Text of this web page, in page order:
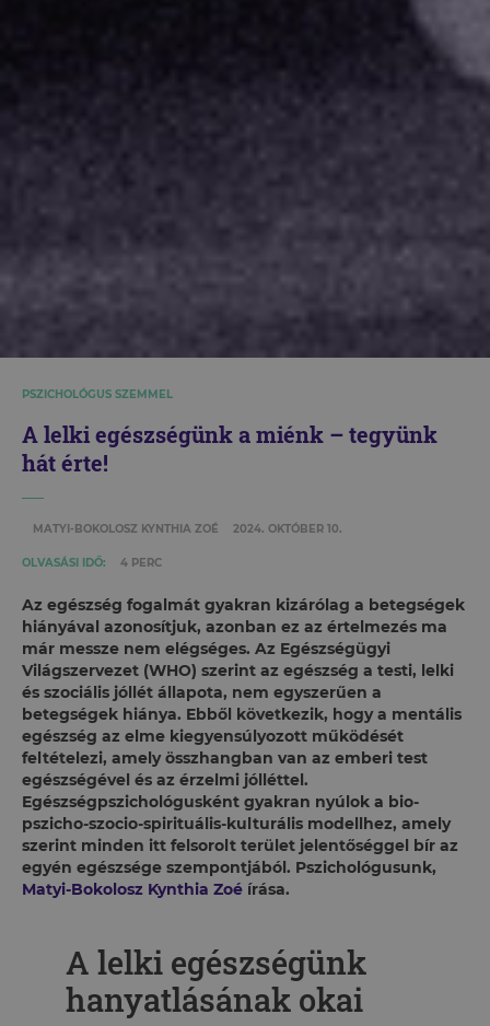
PSZICHOLÓGUS SZEMMEL
A lelki egészségünk a miénk – tegyünk
hát érte!
MATYI-BOKOLOSZ KYNTHIA ZOÉ 2024. OKTÓBER 10.
OLVASÁSI IDŐ: 4 PERC
Az egészség fogalmát gyakran kizárólag a betegségek
hiányával azonosítjuk, azonban ez az értelmezés ma
már messze nem elégséges. Az Egészségügyi
Világszervezet (WHO) szerint az egészség a testi, lelki
és szociális jóllét állapota, nem egyszerűen a
betegségek hiánya. Ebből következik, hogy a mentális
egészség az elme kiegyensúlyozott működését
feltételezi, amely összhangban van az emberi test
egészségével és az érzelmi jólléttel.
Egészségpszichológusként gyakran nyúlok a bio-
pszicho-szocio-spirituális-kulturális modellhez, amely
szerint minden itt felsorolt terület jelentőséggel bír az
egyén egészsége szempontjából. Pszichológusunk,
Matyi-Bokolosz Kynthia Zoé írása.
A lelki egészségünk
hanyatlásának okai